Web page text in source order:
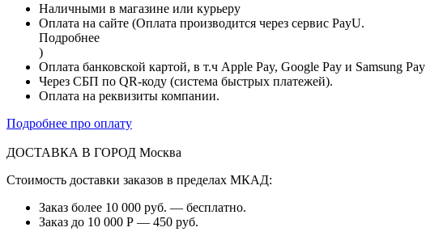
Наличными в магазине или курьеру
Оплата на сайте (Оплата производится через сервис PayU.
Подробнее
)
Оплата банковской картой, в т.ч Apple Pay, Google Pay и Samsung Pay
Через СБП по QR-коду (система быстрых платежей).
Оплата на реквизиты компании.
Подробнее про оплату
ДОСТАВКА В ГОРОД Москва
Стоимость доставки заказов в пределах МКАД:
Заказ более 10 000 руб. — бесплатно.
Заказ до 10 000 Р — 450 руб.